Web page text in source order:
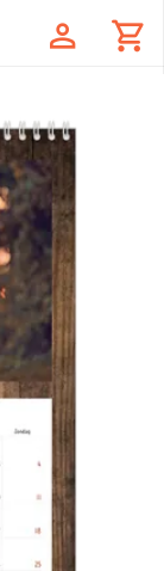
profile shopping_cart